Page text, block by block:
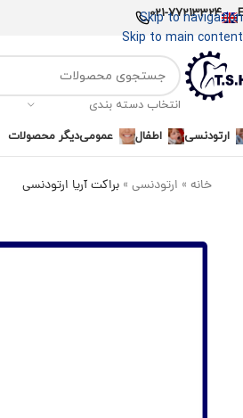
Skip to navigation
Skip to main content
021-77213324
انتخاب دسته بندی
ارتودنسی اطفال عمومیدیگر محصولات
خانه » ارتودنسی » براکت آریا ارتودنسی